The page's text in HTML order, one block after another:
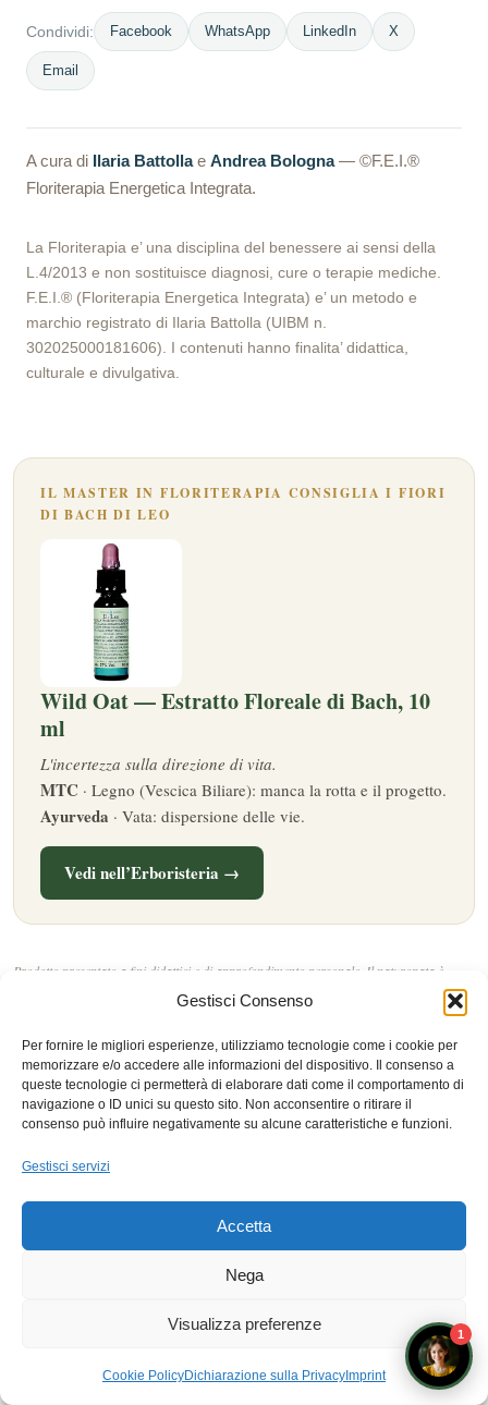
Gestisci Consenso
Per fornire le migliori esperienze, utilizziamo tecnologie come i cookie per
memorizzare e/o accedere alle informazioni del dispositivo. Il consenso a
queste tecnologie ci permetterà di elaborare dati come il comportamento di
navigazione o ID unici su questo sito. Non acconsentire o ritirare il
consenso può influire negativamente su alcune caratteristiche e funzioni.
Gestisci servizi
Accetta
Nega
Visualizza preferenze
Cookie PolicyDichiarazione sulla Privacy Imprint
Condividi: Facebook WhatsApp LinkedIn X
Email
A cura di Ilaria Battollae Andrea Bologna— ©F.E.I.®
Floriterapia Energetica Integrata.
La Floriterapia e’ una disciplina del benessere ai sensi della
L.4/2013 e non sostituisce diagnosi, cure o terapie mediche.
F.E.I.® (Floriterapia Energetica Integrata) e’ un metodo e
marchio registrato di Ilaria Battolla (UIBM n.
302025000181606). I contenuti hanno finalita’ didattica,
culturale e divulgativa.
IL MASTER IN FLORITERAPIA CONSIGLIA I FIORI
DI BACH DI LEO
Wild Oat — Estratto Floreale di Bach, 10
ml
L'incertezza sulla direzione di vita.
MTC · Legno (Vescica Biliare): manca la rotta e il progetto.
Ayurveda · Vata: dispersione delle vie.
Vedi nell’Erboristeria →
Prodotto presentato a fini didattici e di approfondimento personale. Il naturopata è
operatore del benessere ai sensi della L.4/2013, non figura sanitaria: nessuna
5 ASPETTI ESSENZIALI DELLA COOKIE POLICY
NELLA NATUROPATIA: GUIDA COMPLETA
7 ASPETTI ESSENZIALI DELLA PRIVACY
NATUROPATIA E PROTEZIONE DATI: GUIDA GDPR
COMPLETA
DISCLAIMER NATUROPATIA: 7 PUNTI ESSENZIALI
DIRITTO AL RECESSO
COOKIE POLICY (UE)
IMPRINT
DISCONOSCIMENTO
1
Prenota un appuntamento con i docenti